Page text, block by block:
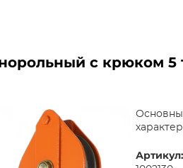
с крюком 5
Артикул: